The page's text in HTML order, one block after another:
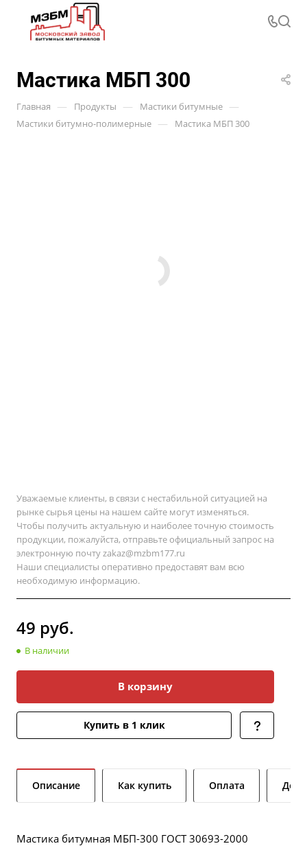
Мастика МБП 300
Главная — Продукты — Мастики битумные —
Мастики битумно-полимерные — Мастика МБП 300
Уважаемые клиенты, в связи с нестабильной ситуацией на
рынке сырья цены на нашем сайте могут изменяться.
Чтобы получить актуальную и наиболее точную стоимость
продукции, пожалуйста, отправьте официальный запрос на
электронную почтуzakaz@mzbm177.ru
Наши специалисты оперативно предоставят вам всю
необходимую информацию.
49 руб.
В наличии
В корзину
Купить в 1 клик
Описание Как купить Оплата
Мастика битумная МБП-300 ГОСТ 30693-2000